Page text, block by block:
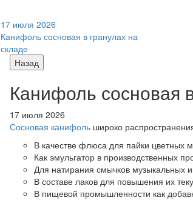
17 июля 2026
Канифоль сосновая в гранулах на
складе
Назад
Канифоль сосновая
17 июля 2026
Сосновая канифоль широко
В качестве флюса для пайки цветных
Как эмульгатор в производственных
Для натирания смычков музыкальных
В составе лаков для повышения их
В пищевой промышленности как